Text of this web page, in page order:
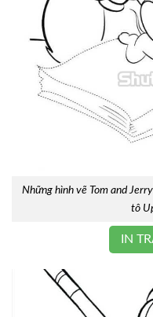
Những hình vẽ Tom and
tô
IN